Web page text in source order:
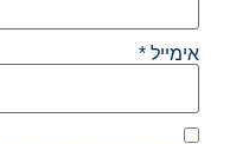
אימייל*